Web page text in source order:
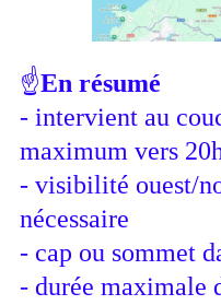
☝En résumé
- intervient au
maximum vers
- visibilité ouest/
nécessaire
- cap ou sommet
- durée maximale